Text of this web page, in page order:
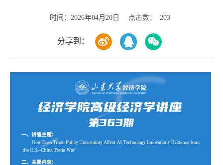
时间： 2026年04月20日 点击数： 203
分享到：